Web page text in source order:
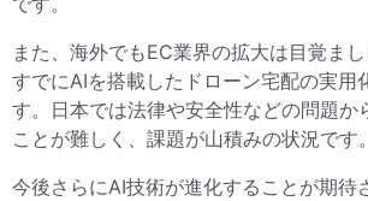
また、海外でもEC業界の拡大は目覚ま
すでにAIを搭載したドローン宅配の実用
す。日本では法律や安全性などの問題か
ことが難しく、課題が山積みの状況です。
今後さらにAI技術が進化することが期待